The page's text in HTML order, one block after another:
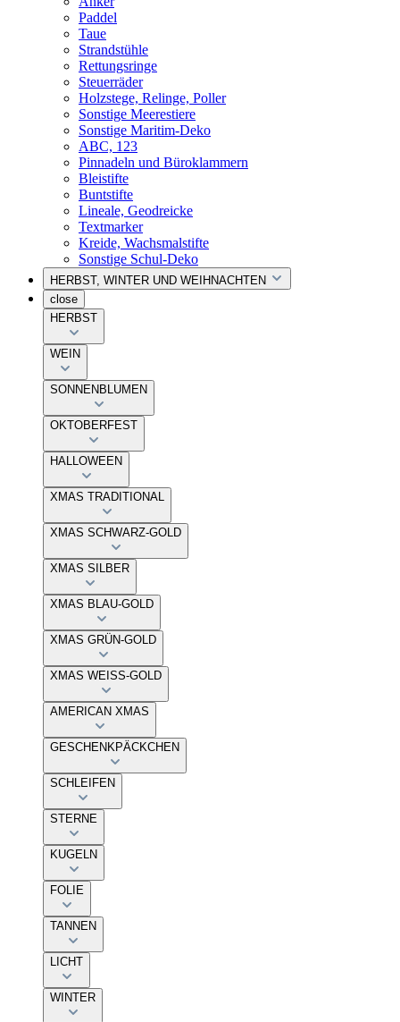
Paddel
Taue
Strandstühle
Rettungsringe
Steuerräder
Holzstege, Relinge, Poller
Sonstige Meerestiere
Sonstige Maritim-Deko
ABC, 123
Pinnadeln und Büroklammern
Bleistifte
Buntstifte
Lineale, Geodreicke
Textmarker
Kreide, Wachsmalstifte
Sonstige Schul-Deko
HERBST, WINTER UND WEIHNACHTEN
close
HERBST
WEIN
SONNENBLUMEN
OKTOBERFEST
HALLOWEEN
XMAS TRADITIONAL
XMAS SCHWARZ-GOLD
XMAS SILBER
XMAS BLAU-GOLD
XMAS GRÜN-GOLD
XMAS WEISS-GOLD
AMERICAN XMAS
GESCHENKPÄCKCHEN
SCHLEIFEN
STERNE
KUGELN
FOLIE
TANNEN
LICHT
WINTER